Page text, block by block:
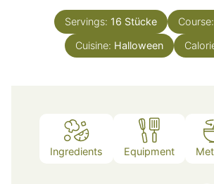
Servings: 16 Stücke Course:
Cuisine: Halloween
Ingredients Equipment